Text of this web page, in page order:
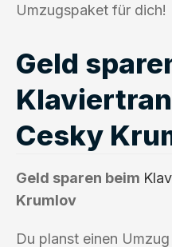
Umzugspaket für dich!
Geld
Cesky
Geld sparen beim
Krumlov
Du planst einen